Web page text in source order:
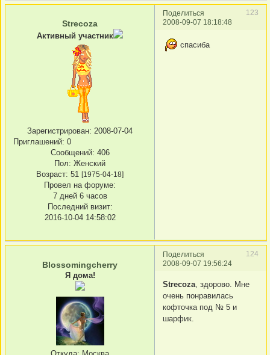
Поделиться
123
2008-09-07 18:18:48
Strecoza
Активный участник
Зарегистрирован: 2008-07-04
Приглашений: 0
Сообщений: 406
Пол: Женский
Возраст: 51 [1975-04-18]
Провел на форуме:
7 дней 6 часов
Последний визит:
2016-10-04 14:58:02
спасиба
Поделиться
124
2008-09-07 19:56:24
Blossomingcherry
Я дома!
Strecoza, здорово. Мне
очень понравилась
кофточка под № 5 и
шарфик.